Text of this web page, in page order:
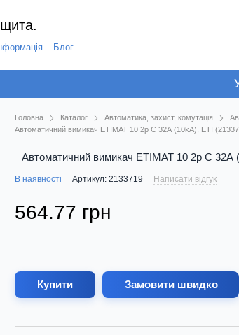
Блог
Головна Каталог Автоматика, захист, комутація
Автоматичний вимикач ETIMAT 10 2p C 32А (10kA), ETI
Автоматичний вимикач ETIMAT 10 2p C 32А
В наявності Артикул: 2133719 Написати відгук
564.77 грн
Купити Замовити швидко